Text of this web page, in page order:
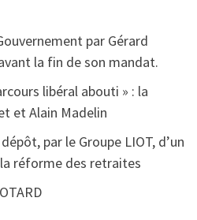
par Gérard
la fin de son mandat.
libéral abouti » : la
et Alain Madelin
par le Groupe LIOT, d’un
réforme des retraites